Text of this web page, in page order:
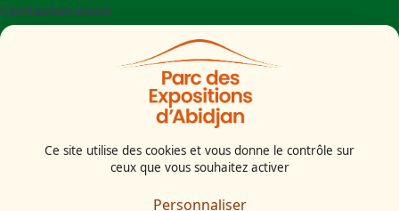
Contactez-nous
Parc des Expositions d'Abidjan - Boulevard de l'aéroport
Ce site utilise des cookies et vous donne le contrôle sur
ceux que vous souhaitez activer
Personnaliser